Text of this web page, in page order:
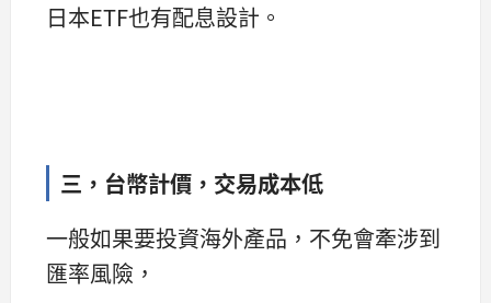
日本ETF也有配息設計。
三，台幣計價，交易成本低
一般如果要投資海外產品，不免會牽涉到
匯率風險，